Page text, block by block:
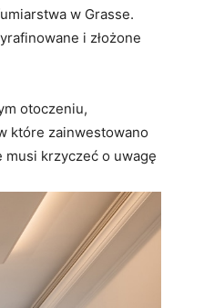
w Grasse.
i złożone
otoczeniu,
które zainwestowano
musi krzyczeć o uwagę